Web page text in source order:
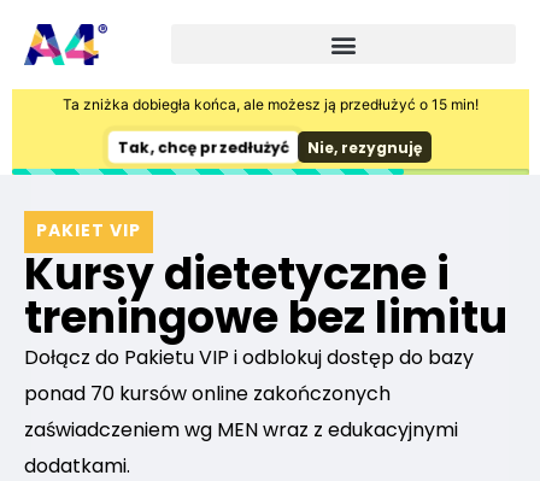
Ta zniżka dobiegła końca, ale możesz ją przedłużyć o 15 min!
Tak, chcę przedłużyć Nie, rezygnuję
PAKIET VIP
Kursy dietetyczne i
treningowe bez limitu
Dołącz do Pakietu VIP i odblokuj dostęp do bazy
ponad 70 kursów online zakończonych
zaświadczeniem wg MEN wraz z edukacyjnymi
dodatkami.